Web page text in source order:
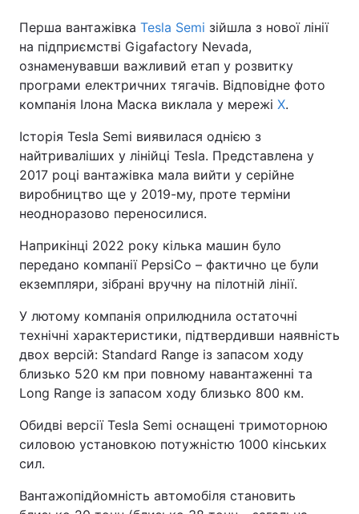
Перша вантажівка Tesla Semi зійшла з нової лінії
на підприємстві Gigafactory Nevada,
ознаменувавши важливий етап у розвитку
програми електричних тягачів. Відповідне фото
компанія Ілона Маска виклала у мережі X.
Історія Tesla Semi виявилася однією з
найтриваліших у лінійці Tesla. Представлена у
2017 році вантажівка мала вийти у серійне
виробництво ще у 2019-му, проте терміни
неодноразово переносилися.
Наприкінці 2022 року кілька машин було
передано компанії PepsiCo – фактично це були
екземпляри, зібрані вручну на пілотній лінії.
У лютому компанія оприлюднила остаточні
технічні характеристики, підтвердивши наявність
двох версій: Standard Range із запасом ходу
близько 520 км при повному навантаженні та
Long Range із запасом ходу близько 800 км.
Обидві версії Tesla Semi оснащені тримоторною
силовою установкою потужністю 1000 кінських
сил.
Вантажопідйомність автомобіля становить